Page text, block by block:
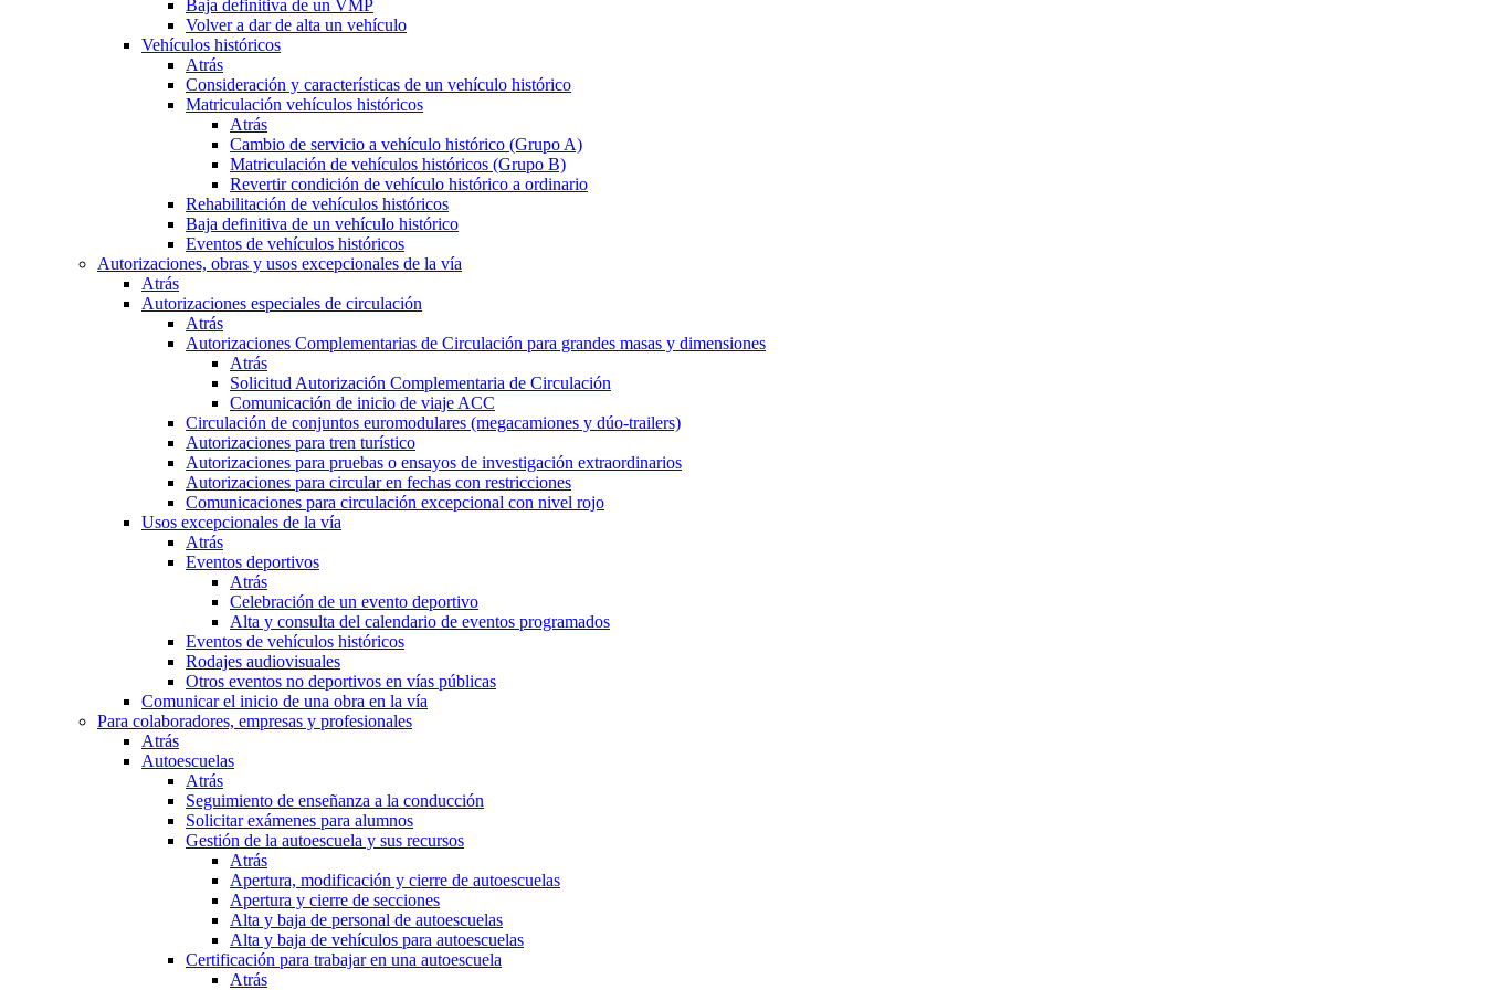
Baja definitiva de un VMP
Volver a dar de alta un vehículo
Vehículos históricos
Atrás
Consideración y características de un vehículo histórico
Matriculación vehículos históricos
Atrás
Cambio de servicio a vehículo histórico (Grupo A)
Matriculación de vehículos históricos (Grupo B)
Revertir condición de vehículo histórico a ordinario
Rehabilitación de vehículos históricos
Baja definitiva de un vehículo histórico
Eventos de vehículos históricos
Autorizaciones, obras y usos excepcionales de la vía
Atrás
Autorizaciones especiales de circulación
Atrás
Autorizaciones Complementarias de Circulación para grandes masas y dimensiones
Atrás
Solicitud Autorización Complementaria de Circulación
Comunicación de inicio de viaje ACC
Circulación de conjuntos euromodulares (megacamiones y dúo-trailers)
Autorizaciones para tren turístico
Autorizaciones para pruebas o ensayos de investigación extraordinarios
Autorizaciones para circular en fechas con restricciones
Comunicaciones para circulación excepcional con nivel rojo
Usos excepcionales de la vía
Atrás
Eventos deportivos
Atrás
Celebración de un evento deportivo
Alta y consulta del calendario de eventos programados
Eventos de vehículos históricos
Rodajes audiovisuales
Otros eventos no deportivos en vías públicas
Comunicar el inicio de una obra en la vía
Para colaboradores, empresas y profesionales
Atrás
Autoescuelas
Atrás
Seguimiento de enseñanza a la conducción
Solicitar exámenes para alumnos
Gestión de la autoescuela y sus recursos
Atrás
Apertura, modificación y cierre de autoescuelas
Apertura y cierre de secciones
Alta y baja de personal de autoescuelas
Alta y baja de vehículos para autoescuelas
Certificación para trabajar en una autoescuela
Atrás